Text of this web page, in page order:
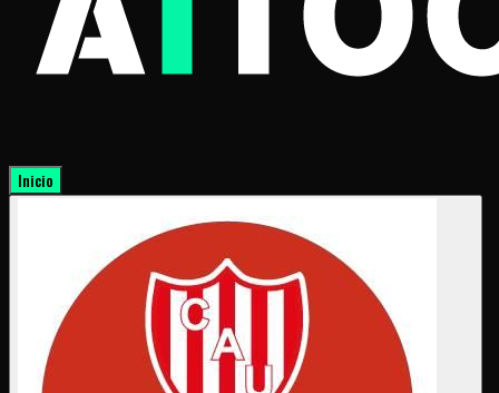
Inicio